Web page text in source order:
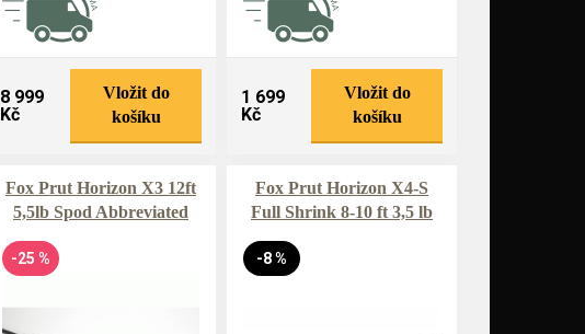
8 999
Kč
Vložit do
košíku
1 699
Kč
Vložit do
košíku
Fox Prut Horizon X3 12ft
5,5lb Spod Abbreviated
-25 %
Fox Prut Horizon X4-S
Full Shrink 8-10 ft 3,5 lb
-8 %